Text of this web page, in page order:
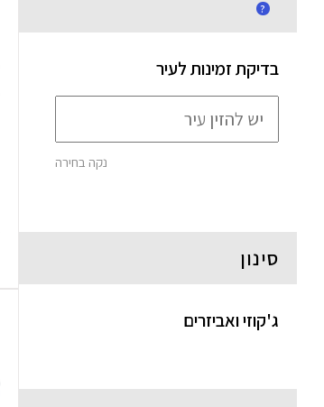
?
בדיקת זמינות לעיר
נקה בחירה
סינון
ג'קוזי ואביזרים